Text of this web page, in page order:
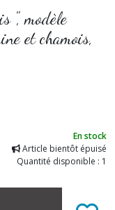
", modèle
et chamois,
En stock
Article bientôt épuisé
Quantité disponible : 1